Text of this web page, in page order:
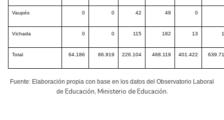
Vaupés 0 0 42 49 0
Vichada 0 0 115 182 13
Total 64.186 86.919 226.104 468.119 401.422
Fuente: Elaboración propia con base en los datos del Observatorio Laboral
de Educación, Ministerio de Educación.